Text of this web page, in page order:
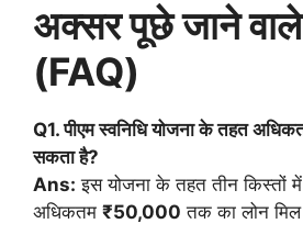
अक्सर पूछे जाने
(FAQ)
Q1. पीएम स्वनिधि योजना के तहत
सकता है?
Ans: इस योजना के तहत तीन किस्तों में
अधिकतम ₹50,000 तक का लोन